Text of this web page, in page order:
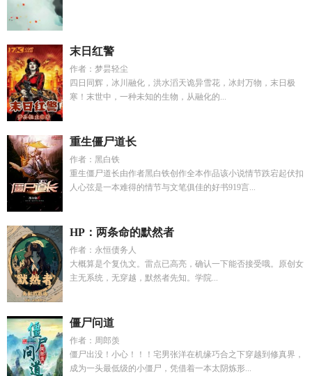
末日红警
作者：梦昙轻尘
四日同辉，冰川融化，洪水滔天诡异雪花，冰封万物，末日极
寒！末世中，一种未知的生物，从融化的...
重生僵尸道长
作者：黑白铁
重生僵尸道长由作者黑白铁创作全本作品该小说情节跌宕起伏扣
人心弦是一本难得的情节与文笔俱佳的好书919言...
HP：两条命的默然者
作者：永恒债务人
大概算是个复仇文。雷点已高亮，确认一下能否接受哦。原创女
主无系统，无穿越，默然者先知。学院...
僵尸问道
作者：周郎羡
僵尸出没！小心！！！宅男张洋在机缘巧合之下穿越到修真界，
成为一头最低级的小僵尸，凭借着一本太阴炼形...